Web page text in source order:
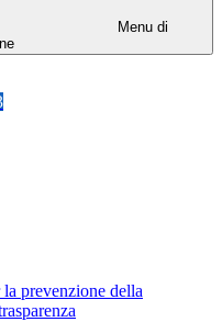
Menu di
prevenzione della